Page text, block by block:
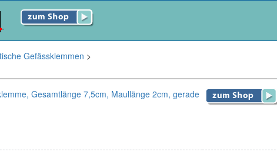
Gefässklemmen >
Gesamtlänge 7,5cm, Maullänge 2cm, gerade